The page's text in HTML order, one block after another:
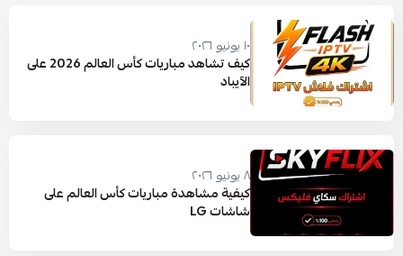
١٠ يونيو ٢٠٢٦
كيف تشاهد مباريات كأس العالم 2026 على
الآيباد
٨ يونيو ٢٠٢٦
كيفية مشاهدة مباريات كأس العالم على
شاشات LG